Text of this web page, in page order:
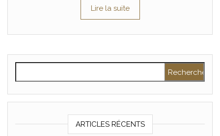
Lire la suite
ARTICLES RÉCENTS